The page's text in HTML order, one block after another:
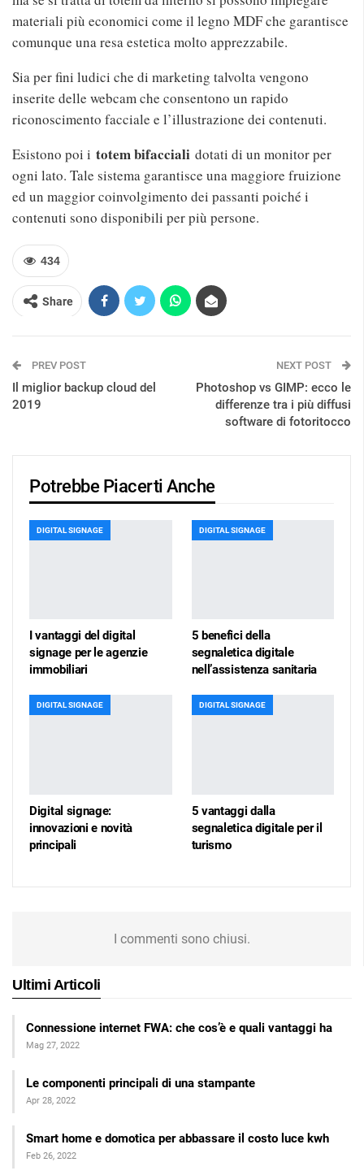
materiali più economici come il legno MDF che garantisce
comunque una resa estetica molto apprezzabile.
Sia per fini ludici che di marketing talvolta vengono
inserite delle webcam che consentono un rapido
riconoscimento facciale e l’illustrazione dei contenuti.
Esistono poi i totem bifacciali dotati di un monitor per
ogni lato. Tale sistema garantisce una maggiore fruizione
ed un maggior coinvolgimento dei passanti poiché i
contenuti sono disponibili per più persone.
434
Share
PREV POST
Il miglior backup cloud del
2019
NEXT POST
Photoshop vs GIMP: ecco le
differenze tra i più diffusi
software di fotoritocco
Potrebbe Piacerti Anche
DIGITAL SIGNAGE
I vantaggi del digital
signage per le agenzie
immobiliari
DIGITAL SIGNAGE
5 benefici della
segnaletica digitale
nell’assistenza sanitaria
DIGITAL SIGNAGE
Digital signage:
innovazioni e novità
principali
DIGITAL SIGNAGE
5 vantaggi dalla
segnaletica digitale per il
turismo
I commenti sono chiusi.
Ultimi Articoli
Connessione internet FWA: che cos’è e quali vantaggi ha
Mag 27, 2022
Le componenti principali di una stampante
Apr 28, 2022
Smart home e domotica per abbassare il costo luce kwh
Feb 26, 2022